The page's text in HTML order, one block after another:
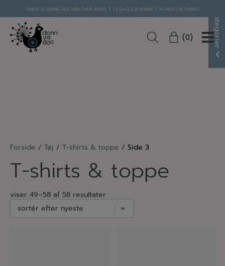
indholdet
GRATIS LEVERING VED KØB OVER 499KR. 1-4 DAGES LEVERING 14 DAGES RETURRET
0
Forside / Tøj / T-shirts & toppe / Side 3
T-shirts & toppe
viser 49–58 af 58 resultater
by
latest
Kategorier